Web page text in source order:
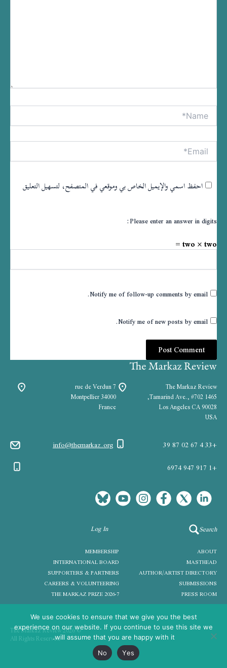
Name*
Email*
احفظ اسمي والإيميل الخاص بي وموقعي في المتصفح، لتسهيل التعليق
Please enter an answer in digits:
two × two =
Notify me of follow-up comments by email.
Notify me of new posts by email.
The Markaz Review
1465 Tamarind Ave., #702,
Los Angeles CA 90028
USA
7 rue de Verdun
34000 Montpellier
France
info@themarkaz.org
+33 4 67 02 87 39
+1 917 947 6974
Search
Log In
ABOUT
MEMBERSHIP
MASTHEAD
INTERNATIONAL BOARD
AUTHOR/ARTIST DIRECTORY
SUPPORTERS & PARTNERS
SUBMISSIONS
CAREERS & VOLUNTEERING
PRESS ROOM
THE MARKAZ PRIZE 2026-7
© 2026 The Markaz Review
All Rights Reserved
We use cookies to ensure that we give you the best
experience on our website. If you continue to use this site we
will assume that you are happy with it.
Yes
No